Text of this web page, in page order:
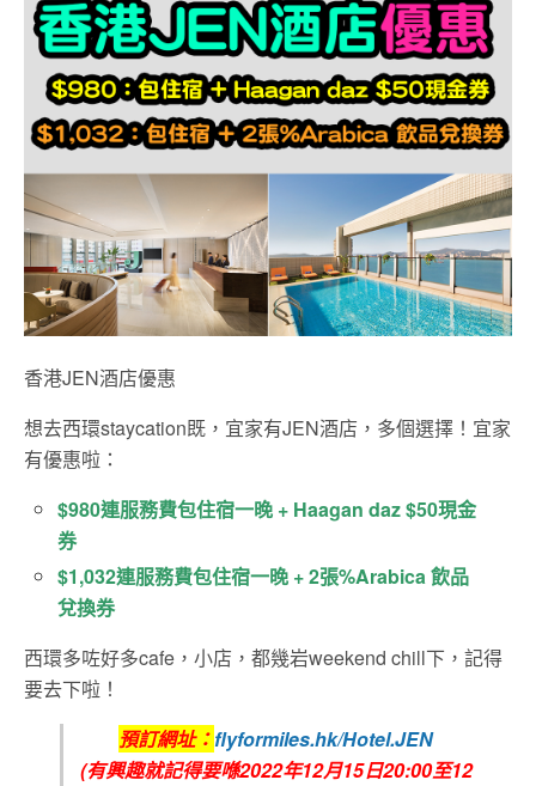
香港JEN酒店優惠
想去西環staycation既，宜家有JEN酒店，多個選擇！宜家
有優惠啦：
$980連服務費包住宿一晚 + Haagan daz $50現金
券
$1,032連服務費包住宿一晚 + 2張%Arabica 飲品
兌換券
西環多咗好多cafe，小店，都幾岩weekend chill下，記得
要去下啦！
預訂網址：flyformiles.hk/Hotel.JEN
(有興趣就記得要喺2022年12月15日20:00至12